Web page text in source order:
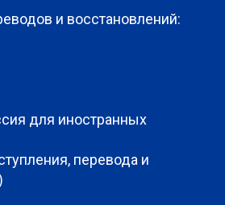
и восстановлений:
для иностранных
перевода и